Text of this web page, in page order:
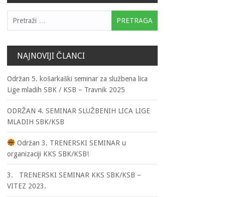
NAJNOVIJI ČLANCI
Održan 5. košarkaški seminar za službena lica
Lige mladih SBK / KSB – Travnik 2025
ODRŽAN 4. SEMINAR SLUŽBENIH LICA LIGE
MLADIH SBK/KSB
Održan 3. TRENERSKI SEMINAR u
organizaciji KKS SBK/KSB!
3. TRENERSKI SEMINAR KKS SBK/KSB –
VITEZ 2023.